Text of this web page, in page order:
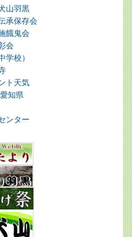
山羽黒
承保存会
餓鬼会
会
校）
ト天気
知県
ンター